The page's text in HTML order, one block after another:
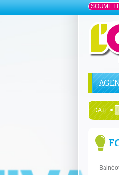
DATE>